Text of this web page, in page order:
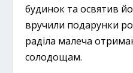
будинок та освятив
вручили подарунки
раділа малеча
солодощам.